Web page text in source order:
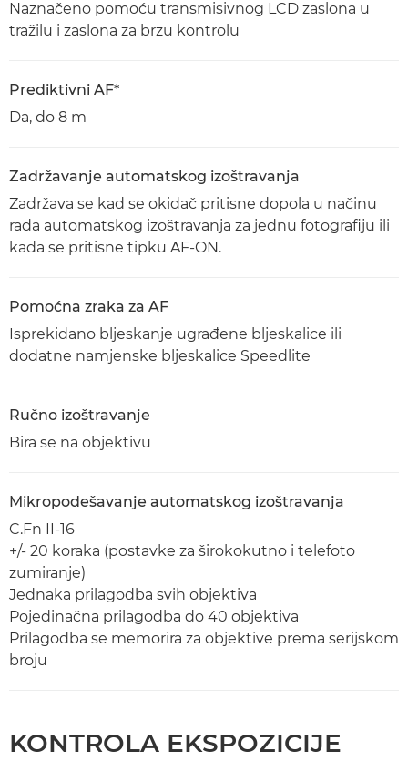
Naznačeno pomoću transmisivnog LCD zaslona u
tražilu i zaslona za brzu kontrolu
Prediktivni AF*
Da, do 8 m
Zadržavanje automatskog izoštravanja
Zadržava se kad se okidač pritisne dopola u načinu
rada automatskog izoštravanja za jednu fotografiju ili
kada se pritisne tipku AF-ON.
Pomoćna zraka za AF
Isprekidano bljeskanje ugrađene bljeskalice ili
dodatne namjenske bljeskalice Speedlite
Ručno izoštravanje
Bira se na objektivu
Mikropodešavanje automatskog izoštravanja
C.Fn II-16
+/- 20 koraka (postavke za širokokutno i telefoto
zumiranje)
Jednaka prilagodba svih objektiva
Pojedinačna prilagodba do 40 objektiva
Prilagodba se memorira za objektive prema serijskom
broju
KONTROLA EKSPOZICIJE